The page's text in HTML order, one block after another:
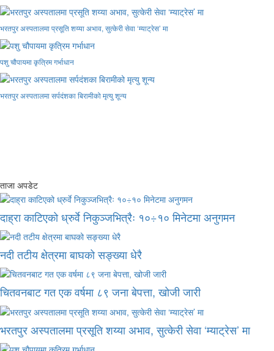
भरतपुर अस्पतालमा प्रसूति शय्या अभाव, सुत्केरी सेवा ‘म्याट्रेस’ मा
पशु चौपायमा कृत्रिम गर्भाधान
भरतपुर अस्पतालमा सर्पदंशका बिरामीको मृत्यु शून्य
ताजा अपडेट
दाह्रा काटिएको ध्रुर्वे निकुञ्जभित्रैः १०÷१० मिनेटमा अनुगमन
नदी तटीय क्षेत्रमा बाघको सङ्ख्या धेरै
चितवनबाट गत एक वर्षमा ८९ जना बेपत्ता, खोजी जारी
भरतपुर अस्पतालमा प्रसूति शय्या अभाव, सुत्केरी सेवा ‘म्याट्रेस’ मा